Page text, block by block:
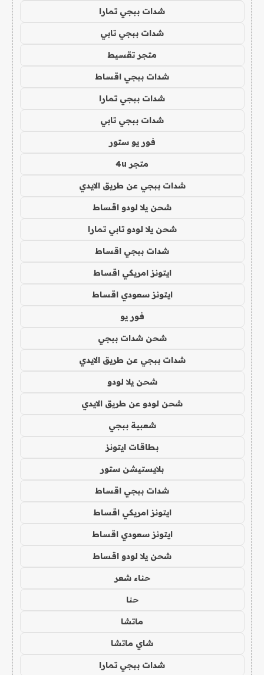
شدات ببجي تمارا
شدات ببجي تابي
متجر تقسيط
شدات ببجي اقساط
شدات ببجي تمارا
شدات ببجي تابي
فور يو ستور
متجر 4u
شدات ببجي عن طريق الايدي
شحن يلا لودو اقساط
شحن يلا لودو تابي تمارا
شدات ببجي اقساط
ايتونز امريكي اقساط
ايتونز سعودي اقساط
فور يو
شحن شدات ببجي
شدات ببجي عن طريق الايدي
شحن يلا لودو
شحن لودو عن طريق الايدي
شعبية ببجي
بطاقات ايتونز
بلايستيشن ستور
شدات ببجي اقساط
ايتونز امريكي اقساط
ايتونز سعودي اقساط
شحن يلا لودو اقساط
حناء شعر
حنا
ماتشا
شاي ماتشا
شدات ببجي تمارا